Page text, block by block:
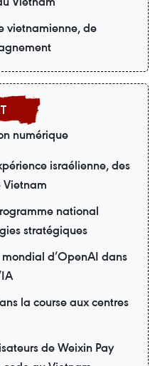
vietnamienne, de
numérique
israélienne, des
Vietnam
national
stratégiques
d’OpenAI dans
la course aux centres
de Weixin Pay